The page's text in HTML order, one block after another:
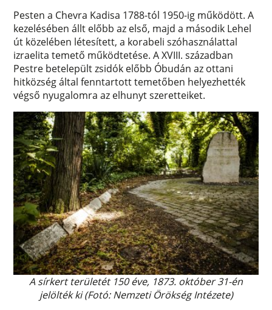
Pesten a Chevra Kadisa 1788-tól 1950-ig működött. A
kezelésében állt előbb az első, majd a második Lehel
út közelében létesített, a korabeli szóhasználattal
izraelita temető működtetése. A XVIII. században
Pestre betelepült zsidók előbb Óbudán az ottani
hitközség által fenntartott temetőben helyezhették
végső nyugalomra az elhunyt szeretteiket.
A sírkert területét 150 éve, 1873. október 31-én
jelölték ki (Fotó: Nemzeti Örökség Intézete)